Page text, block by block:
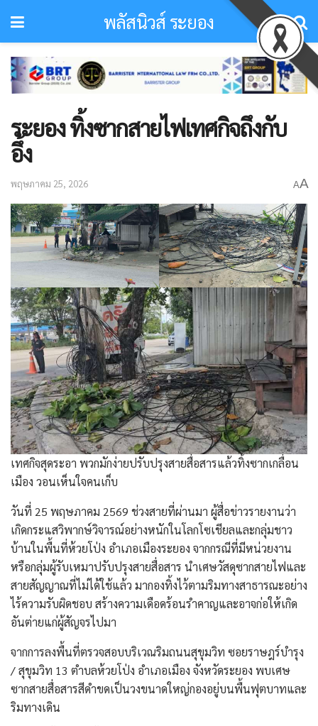
พลัสนิวส์ ระยอง
ระยอง ทิ้งซากสายไฟเทศกิจถึงกับ
อึ้ง
พฤษภาคม 25, 2026 AA
เทศกิจสุดระอา พวกมักง่ายปรับปรุงสายสื่อสารแล้วทิ้งซากเกลื่อน
เมือง วอนเห็นใจคนเก็บ
วันที่ 25 พฤษภาคม 2569 ช่วงสายที่ผ่านมา ผู้สื่อข่าวรายงานว่า
เกิดกระแสวิพากษ์วิจารณ์อย่างหนักในโลกโซเชียลและกลุ่มชาว
บ้านในพื้นที่ห้วยโป่ง อำเภอเมืองระยอง จากกรณีที่มีหน่วยงาน
หรือกลุ่มผู้รับเหมาปรับปรุงสายสื่อสาร นำเศษวัสดุซากสายไฟและ
สายสัญญาณที่ไม่ได้ใช้แล้ว มากองทิ้งไว้ตามริมทางสาธารณะอย่าง
ไร้ความรับผิดชอบ สร้างความเดือดร้อนรำคาญและอาจก่อให้เกิด
อันต่ายแก่ผู้สัญจรไปมา
จากการลงพื้นที่ตรวจสอบบริเวณริมถนนสุขุมวิท ซอยราษฎร์บำรุง
/ สุขุมวิท 13 ตำบลห้วยโป่ง อำเภอเมือง จังหวัดระยอง พบเศษ
ซากสายสื่อสารสีดำขดเป็นวงขนาดใหญ่กองอยู่บนพื้นฟุตบาทและ
ริมทางเดิน